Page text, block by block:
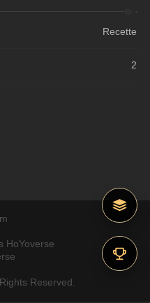
Recette
2
HoYoverse
Reserved.